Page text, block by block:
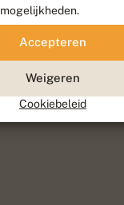
Accepteren
Weigeren
Cookiebeleid
Privacy
Disclaimer
Sitemap